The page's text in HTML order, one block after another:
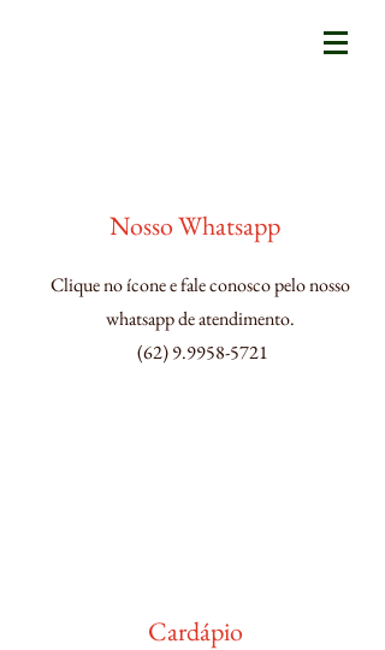
Nosso Whatsapp
Clique no ícone e fale conosco pelo nosso
whatsapp de atendimento.
(62) 9.9958-5721
Cardápio